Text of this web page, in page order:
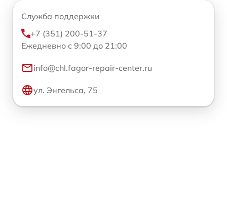
Служба поддержки
+7 (351) 200-51-37
Ежедневно с 9:00 до 21:00
info@chl.fagor-repair-center.ru
ул. Энгельса, 75